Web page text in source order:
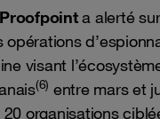
Proofpointa alerté
visant
(6) entre mars et
organisations